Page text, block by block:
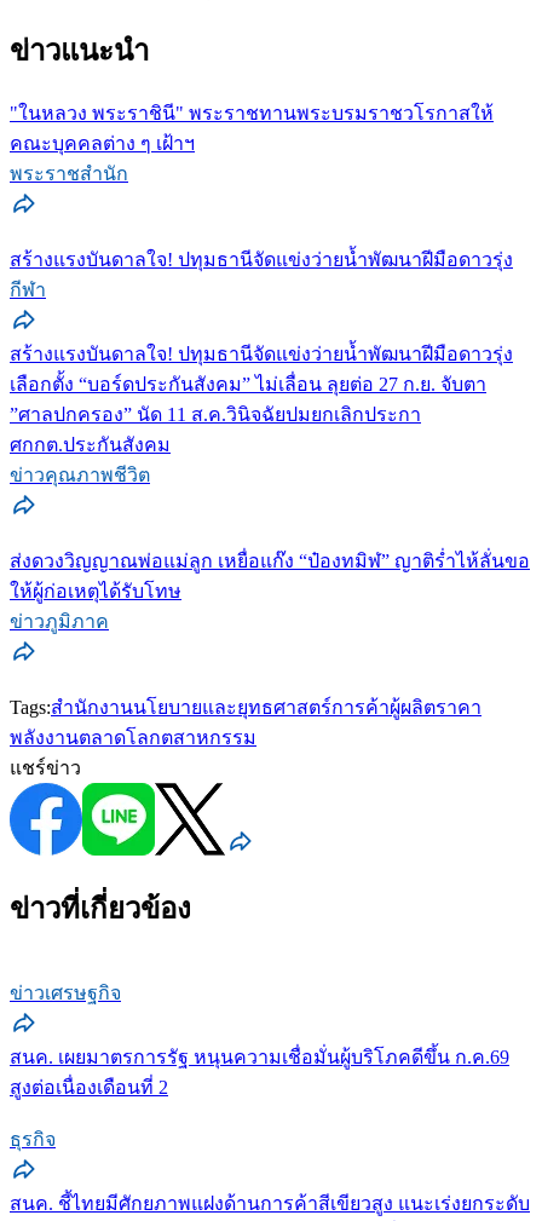
ข่าวแนะนำ
"ในหลวง พระราชินี" พระราชทานพระบรมราชวโรกาสให้
คณะบุคคลต่าง ๆ เฝ้าฯ
พระราชสำนัก
สร้างแรงบันดาลใจ! ปทุมธานีจัดแข่งว่ายน้ำพัฒนาฝีมือดาวรุ่ง
กีฬา
สร้างแรงบันดาลใจ! ปทุมธานีจัดแข่งว่ายน้ำพัฒนาฝีมือดาวรุ่ง
เลือกตั้ง “บอร์ดประกันสังคม” ไม่เลื่อน ลุยต่อ 27 ก.ย. จับตา
”ศาลปกครอง” นัด 11 ส.ค.วินิจฉัยปมยกเลิกประกา
ศกกต.ประกันสังคม
ข่าวคุณภาพชีวิต
ส่งดวงวิญญาณพ่อแม่ลูก เหยื่อแก๊ง “ป๋องทมิฬ” ญาติร่ำไห้ลั่นขอ
ให้ผู้ก่อเหตุได้รับโทษ
ข่าวภูมิภาค
Tags:สำนักงานนโยบายและยุทธศาสตร์การค้าผู้ผลิตราคา
พลังงานตลาดโลกตสาหกรรม
แชร์ข่าว
ข่าวที่เกี่ยวข้อง
ข่าวเศรษฐกิจ
สนค. เผยมาตรการรัฐ หนุนความเชื่อมั่นผู้บริโภคดีขึ้น ก.ค.69
สูงต่อเนื่องเดือนที่ 2
ธุรกิจ
สนค. ชี้ไทยมีศักยภาพแฝงด้านการค้าสีเขียวสูง แนะเร่งยกระดับ